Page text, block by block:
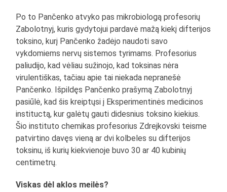
Po to Pančenko atvyko pas mikrobiologą profesorių
Zabolotnyj, kuris gydytojui pardavė mažą kiekį difterijos
toksino, kurį Pančenko žadėjo naudoti savo
vykdomiems nervų sistemos tyrimams. Profesorius
paliudijo, kad vėliau sužinojo, kad toksinas nėra
virulentiškas, tačiau apie tai niekada nepranešė
Pančenko. Išpildęs Pančenko prašymą Zabolotnyj
pasiūlė, kad šis kreiptųsi į Eksperimentinės medicinos
instituctą, kur galėtų gauti didesnius toksino kiekius.
Šio instituto chemikas profesorius Zdrejkovski teisme
patvirtino davęs vieną ar dvi kolbeles su difterijos
toksinu, iš kurių kiekvienoje buvo 30 ar 40 kubinių
centimetrų.
Viskas dėl aklos meilės?